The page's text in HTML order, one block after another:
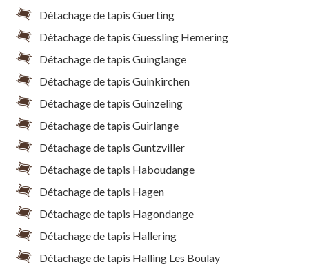
Détachage de tapis Guerting
Détachage de tapis Guessling Hemering
Détachage de tapis Guinglange
Détachage de tapis Guinkirchen
Détachage de tapis Guinzeling
Détachage de tapis Guirlange
Détachage de tapis Guntzviller
Détachage de tapis Haboudange
Détachage de tapis Hagen
Détachage de tapis Hagondange
Détachage de tapis Hallering
Détachage de tapis Halling Les Boulay